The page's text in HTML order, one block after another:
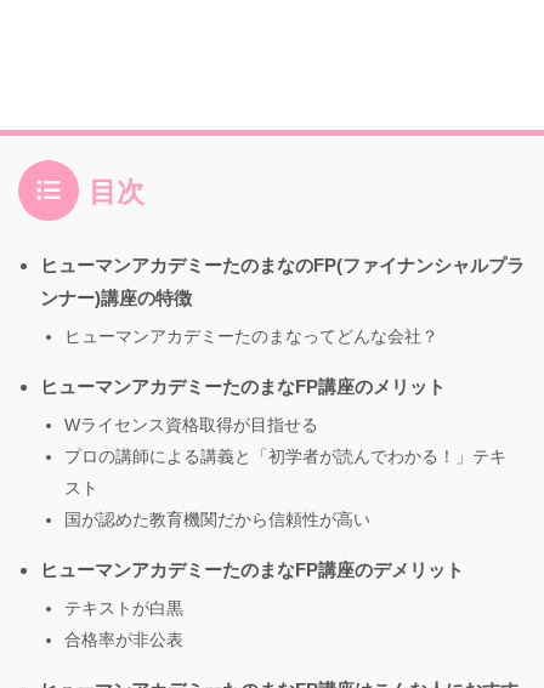
目次
ヒューマンアカデミーたのまなのFP(ファイナンシャルプラ
ンナー)講座の特徴
ヒューマンアカデミーたのまなってどんな会社？
ヒューマンアカデミーたのまなFP講座のメリット
Wライセンス資格取得が目指せる
プロの講師による講義と「初学者が読んでわかる！」テキ
スト
国が認めた教育機関だから信頼性が高い
ヒューマンアカデミーたのまなFP講座のデメリット
テキストが白黒
合格率が非公表